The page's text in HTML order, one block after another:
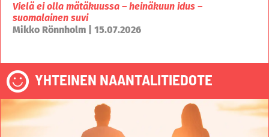
Vielä ei olla mätäkuussa – heinäkuun idus –
suomalainen suvi
Mikko Rönnholm | 15.07.2026
YHTEINEN NAANTALITIEDOTE